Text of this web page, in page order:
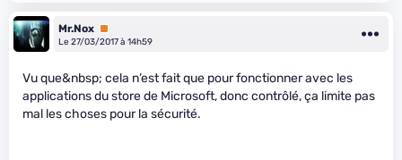
Mr.Nox Premium
Le 27/03/2017 à 14h59
Vu que&nbsp; cela n’est fait que pour fonctionner avec les
applications du store de Microsoft, donc contrôlé, ça limite pas
mal les choses pour la sécurité.